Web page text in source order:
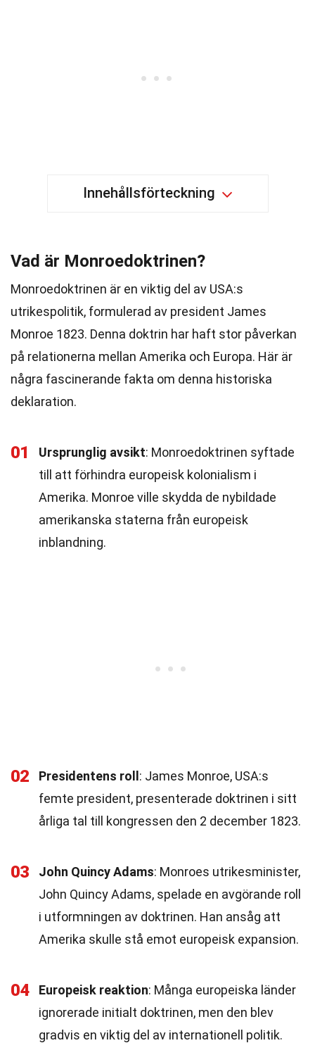
Innehållsförteckning
Vad är Monroedoktrinen?
Monroedoktrinen är en viktig del av USA:s
utrikespolitik, formulerad av president James
Monroe 1823. Denna doktrin har haft stor påverkan
på relationerna mellan Amerika och Europa. Här är
några fascinerande fakta om denna historiska
deklaration.
01 Ursprunglig avsikt: Monroedoktrinen syftade
till att förhindra europeisk kolonialism i
Amerika. Monroe ville skydda de nybildade
amerikanska staterna från europeisk
inblandning.
02 Presidentens roll : James Monroe, USA:s
femte president, presenterade doktrinen i sitt
årliga tal till kongressen den 2 december 1823.
03 John Quincy Adams: Monroes utrikesminister,
John Quincy Adams, spelade en avgörande roll
i utformningen av doktrinen. Han ansåg att
Amerika skulle stå emot europeisk expansion.
04 Europeisk reaktion: Många europeiska länder
ignorerade initialt doktrinen, men den blev
gradvis en viktig del av internationell politik.